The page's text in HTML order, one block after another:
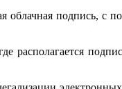
подпись, с
располагается